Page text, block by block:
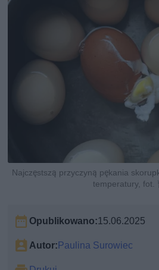
Najczęstszą przyczyną pękania
temperatury, fot.
Opublikowano:15.06.2025
Autor:Paulina Surowiec